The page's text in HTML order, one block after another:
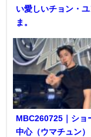
い愛しいチョン・ユ
ま。
MBC260725｜ショ
中心（ウマチュン）